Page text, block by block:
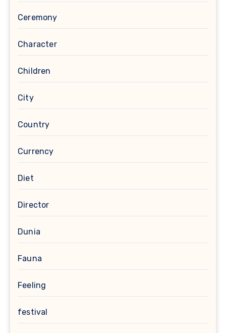
Ceremony
Character
Children
City
Country
Currency
Diet
Director
Dunia
Fauna
Feeling
festival